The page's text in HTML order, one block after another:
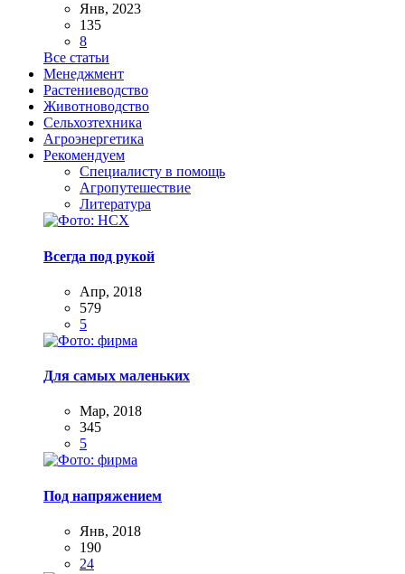
Янв, 2023
135
8
Все статьи
Менеджмент
Растениеводство
Животноводство
Сельхозтехника
Агроэнергетика
Рекомендуем
Специалисту в помощь
Агропутешествие
Литература
Всегда под рукой
Апр, 2018
579
5
Для самых маленьких
Мар, 2018
345
5
Под напряжением
Янв, 2018
190
24